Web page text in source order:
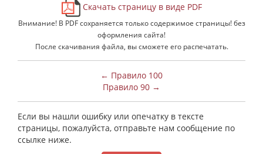
Скачать страницу в виде PDF
Внимание! В PDF сохраняется только содержимое страницы! без
оформления сайта!
После скачивания файла, вы сможете его распечатать.
← Правило 100
Правило 90 →
Если вы нашли ошибку или опечатку в тексте
страницы, пожалуйста, отправьте нам сообщение по
ссылке ниже.